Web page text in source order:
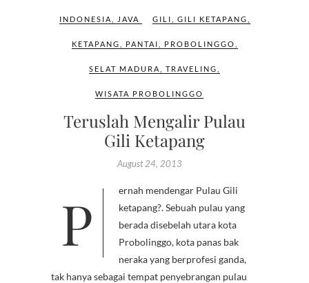
INDONESIA JAVA GILI GILI KETAPANG
KETAPANG PANTAI PROBOLINGGO
SELAT MADURA TRAVELING
WISATA PROBOLINGGO
Teruslah Mengalir Pulau
Gili Ketapang
August 24, 2013
Pernah mendengar Pulau Gili
ketapang?. Sebuah pulau yang
berada disebelah utara kota
Probolinggo, kota panas bak
neraka yang berprofesi ganda,
tak hanya sebagai tempat penyebrangan pulau